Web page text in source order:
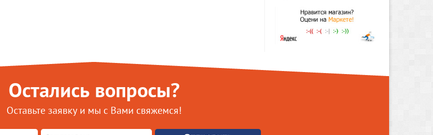
Остались вопросы?
Оставьте заявку и мы с Вами свяжемся!